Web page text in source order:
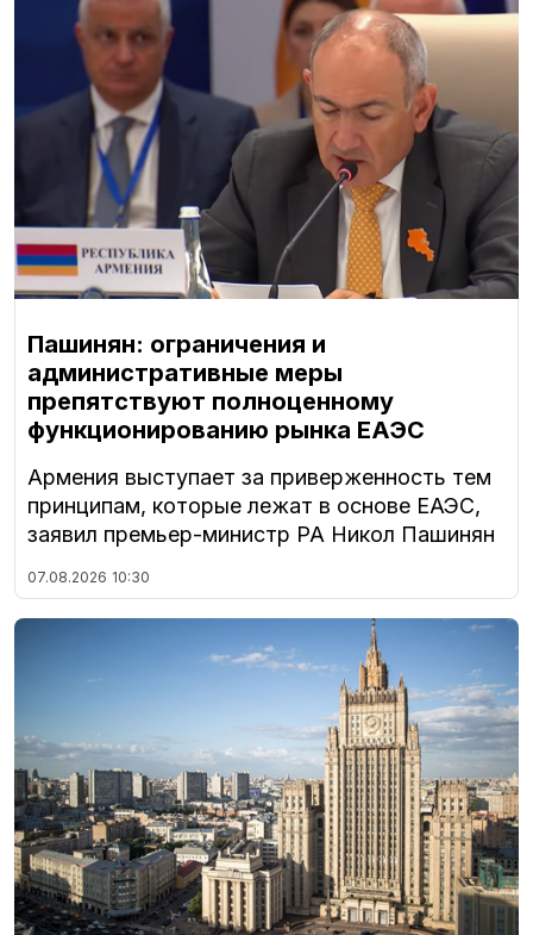
Пашинян: ограничения и
административные меры
препятствуют полноценному
функционированию рынка ЕАЭС
Армения выступает за приверженность тем
принципам, которые лежат в основе ЕАЭС,
заявил премьер-министр РА Никол Пашинян
07.08.2026 10:30